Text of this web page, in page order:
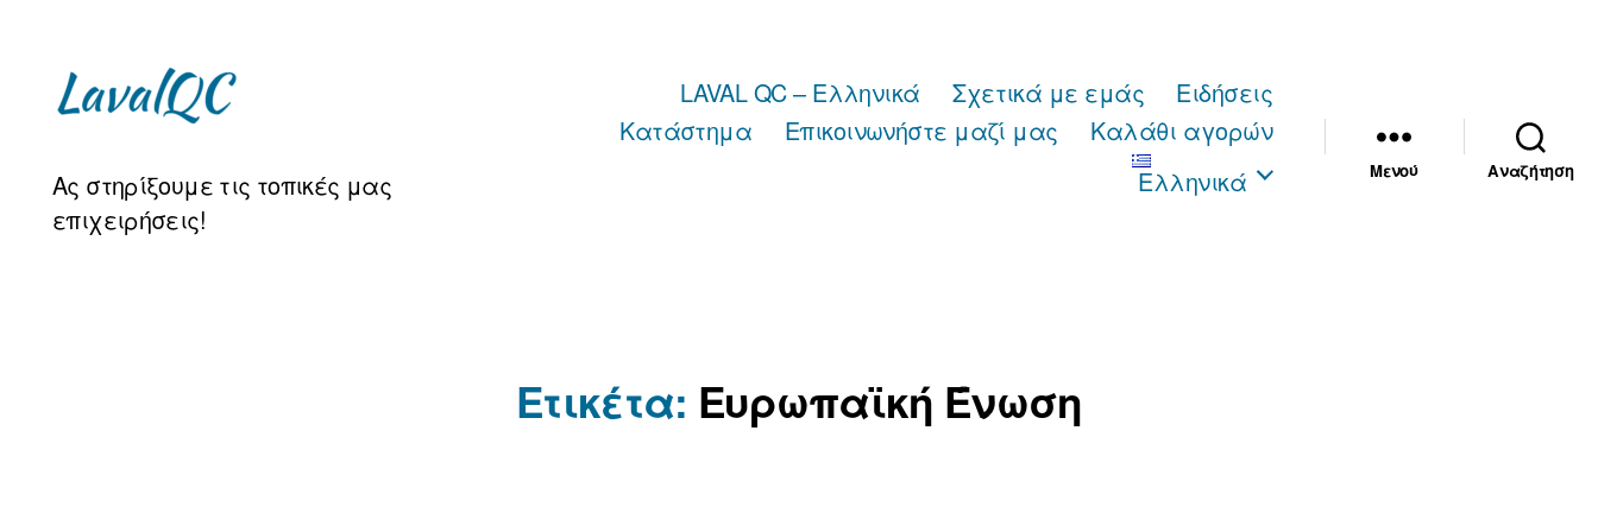
QC
Ας στηρίξουμε τις τοπικές μας
επιχειρήσεις!
LAVAL QC – Ελληνικά Σχετικά με εμάς
Ειδήσεις
Κατάστημα
Επικοινωνήστε μαζί μας
Καλάθι αγορών
Ελληνικά
Μενού Αναζήτηση
Ετικέτα: Ευρωπαϊκή Ένωση